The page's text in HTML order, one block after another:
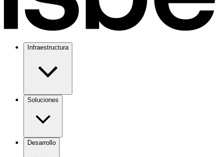
Infraestructura
Soluciones
Desarrollo